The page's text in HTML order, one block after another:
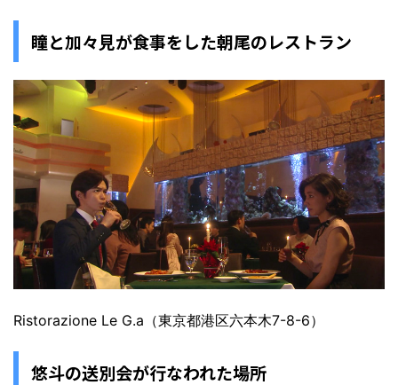
瞳と加々見が食事をした朝尾のレストラン
Ristorazione Le G.a（東京都港区六本木7-8-6）
悠斗の送別会が行なわれた場所